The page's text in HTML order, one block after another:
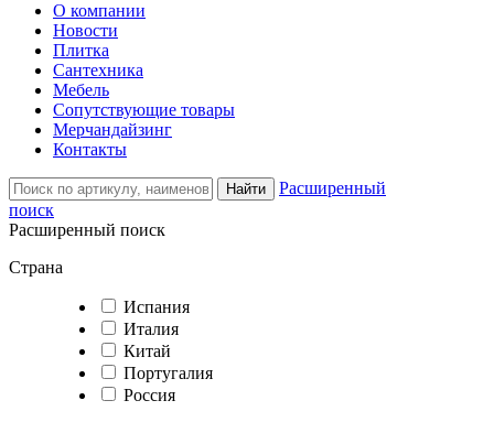
О компании
Новости
Плитка
Сантехника
Мебель
Сопутствующие товары
Мерчандайзинг
Контакты
Найти
Расширенный
поиск
Расширенный поиск
Страна
Испания
Италия
Китай
Португалия
Россия